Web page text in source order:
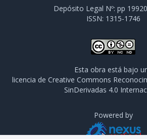
Depósito Legal Nº: pp
ISSN: 1315-1746
Esta obra está bajo
licencia de Creative Commons
SinDerivadas 4.0
Powered by